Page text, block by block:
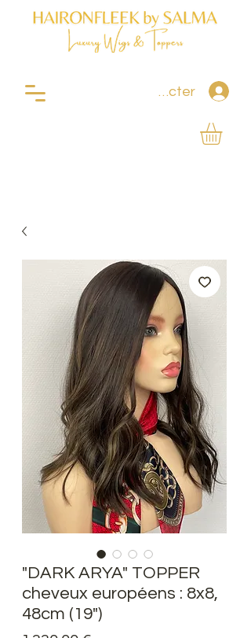
Se connecter
"DARK ARYA" TOPPER
cheveux européens : 8x8,
48cm (19")